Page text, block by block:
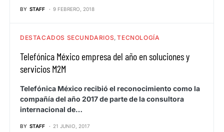
BY STAFF 9 FEBRERO, 2018
DESTACADOS SECUNDARIOS TECNOLOGÍA
Telefónica México empresa del año en soluciones y
servicios M2M
Telefónica México recibió el reconocimiento como la
compañía del año 2017 de parte de la consultora
internacional de…
BY STAFF 21 JUNIO, 2017